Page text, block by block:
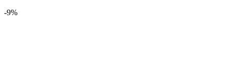
-9%